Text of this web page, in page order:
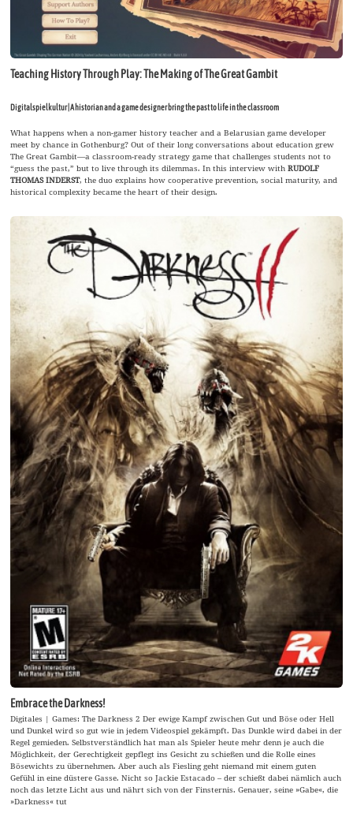
Teaching History Through Play: The Making of The Great Gambit
Digitalspielkultur | A historian and a game designer bring the past to life in the classroom
What happens when a non-gamer history teacher and a Belarusian game developer
meet by chance in Gothenburg? Out of their long conversations about education grew
The Great Gambit—a classroom-ready strategy game that challenges students not to
“guess the past,” but to live through its dilemmas. In this interview withRUDOLF
THOMAS INDERST, the duo explains how cooperative prevention, social maturity, and
historical complexity became the heart of their design.
Embrace the Darkness!
Digitales | Games: The Darkness 2 Der ewige Kampf zwischen Gut und Böse oder Hell
und Dunkel wird so gut wie in jedem Videospiel gekämpft. Das Dunkle wird dabei in der
Regel gemieden. Selbstverständlich hat man als Spieler heute mehr denn je auch die
Möglichkeit, der Gerechtigkeit gepflegt ins Gesicht zu schießen und die Rolle eines
Bösewichts zu übernehmen. Aber auch als Fiesling geht niemand mit einem guten
Gefühl in eine düstere Gasse. Nicht so Jackie Estacado – der schießt dabei nämlich auch
noch das letzte Licht aus und nährt sich von der Finsternis. Genauer, seine »Gabe«, die
»Darkness« tut